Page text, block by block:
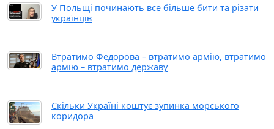
У Польщі починають все більше бити та різати
українців
Втратимо Федорова – втратимо армію, втратимо
армію – втратимо державу
Скільки Україні коштує зупинка морського
коридора